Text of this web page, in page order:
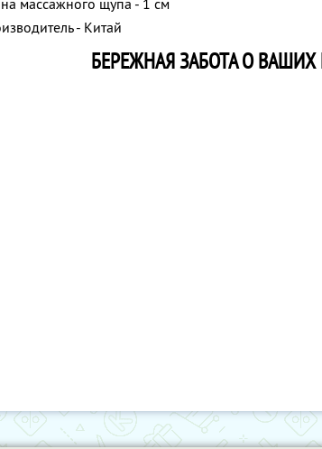
массажного щупа - 1 см
- Китай
БЕРЕЖНАЯ ЗАБОТА О ВАШИХ